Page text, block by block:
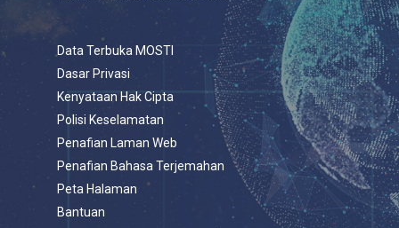
Data Terbuka MOSTI
Dasar Privasi
Kenyataan Hak Cipta
Polisi Keselamatan
Penafian Laman Web
Penafian Bahasa Terjemahan
Peta Halaman
Bantuan